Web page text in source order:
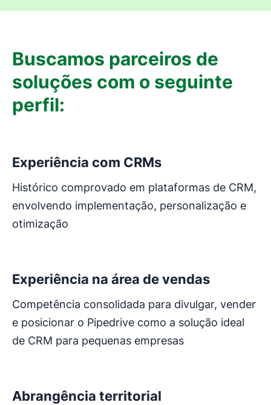
Buscamos parceiros de
soluções com o seguinte
perfil:
Experiência com CRMs
Histórico comprovado em plataformas de CRM,
envolvendo implementação, personalização e
otimização
Experiência na área de vendas
Competência consolidada para divulgar, vender
e posicionar o Pipedrive como a solução ideal
de CRM para pequenas empresas
Abrangência territorial